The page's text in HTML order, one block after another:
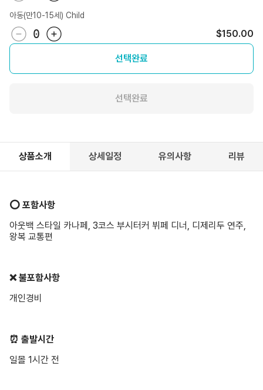
아동(만10-15세) Child
0 $150.00
선택완료
선택완료
상품소개 상세일정 유의사항 리뷰
⭕️ 포함사항
아웃백 스타일 카나페, 3코스 부시터커 뷔페 디너, 디제리두 연주,
왕복 교통편
❌ 불포함사항
개인경비
⏰ 출발시간
일몰 1시간 전